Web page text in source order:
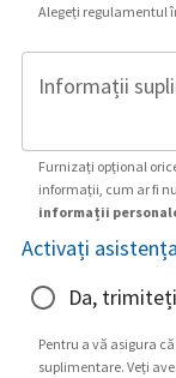
Alegeți regulamentul
Informații
Furnizați opțional
informații, cum ar fi
informații
Activați
Da,
Pentru a vă asigura
suplimentare. Veți